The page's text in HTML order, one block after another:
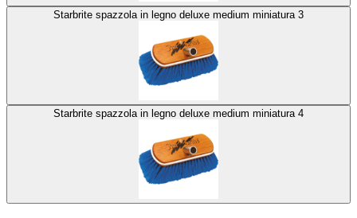
Starbrite spazzola in legno deluxe medium miniatura 3
Starbrite spazzola in legno deluxe medium miniatura 4